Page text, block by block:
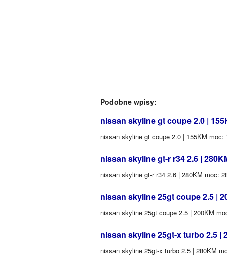
Podobne wpisy:
nissan skyline gt coupe 2.0 |
nissan skyline gt coupe 2.0 | 155KM moc:
nissan skyline gt-r r34 2.6 |
nissan skyline gt-r r34 2.6 | 280KM moc:
nissan skyline 25gt coupe 2.5 |
nissan skyline 25gt coupe 2.5 | 200KM
nissan skyline 25gt-x turbo 2.5 |
nissan skyline 25gt-x turbo 2.5 | 280KM